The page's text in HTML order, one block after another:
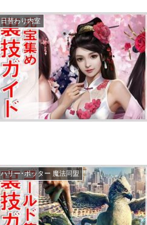
日替わり内室
ハリー･ポッター 魔法同盟